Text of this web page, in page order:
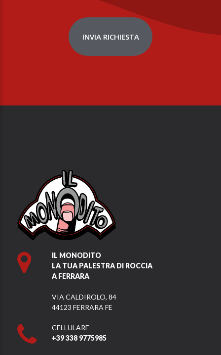
INVIA RICHIESTA
IL MONODITO
LA TUA PALESTRA DI ROCCIA
A FERRARA
VIA CALDIROLO, 84
44123 FERRARA FE
CELLULARE
+39 338 9775985